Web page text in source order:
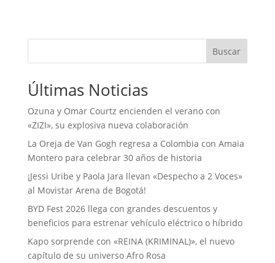
Buscar
Últimas Noticias
Ozuna y Omar Courtz encienden el verano con
«ZIZI», su explosiva nueva colaboración
La Oreja de Van Gogh regresa a Colombia con Amaia
Montero para celebrar 30 años de historia
¡Jessi Uribe y Paola Jara llevan «Despecho a 2 Voces»
al Movistar Arena de Bogotá!
BYD Fest 2026 llega con grandes descuentos y
beneficios para estrenar vehículo eléctrico o híbrido
Kapo sorprende con «REINA (KRIMINAL)», el nuevo
capítulo de su universo Afro Rosa